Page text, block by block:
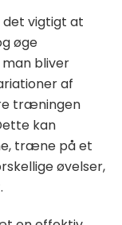
vigtigt at
øge
bliver
af
træningen
kan
træne på et
øvelser,